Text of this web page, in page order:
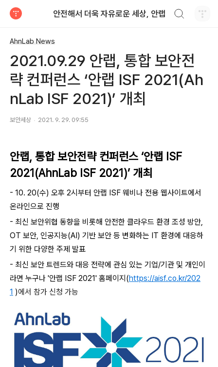
안전해서 더욱 자유로운 세상, 안랩
AhnLab News
2021.09.29 안랩, 통합 보안전
략 컨퍼런스 ‘안랩 ISF 2021(Ah
nLab ISF 2021)’ 개최
보안세상 2021. 9. 29. 09:55
안랩, 통합 보안전략 컨퍼런스 ‘안랩 ISF
2021(AhnLab ISF 2021)’ 개최
- 10. 20(수) 오후 2시부터 안랩 ISF 웨비나 전용 웹사이트에서
온라인으로 진행
- 최신 보안위협 동향을 비롯해 안전한 클라우드 환경 조성 방안,
OT 보안, 인공지능(AI) 기반 보안 등 변화하는 IT 환경에 대응하
기 위한 다양한 주제 발표
- 최신 보안 트렌드와 대응 전략에 관심 있는 기업/기관 및 개인이
라면 누구나 '안랩 ISF 2021' 홈페이지(https://aisf.co.kr/202
1 )에서 참가 신청 가능